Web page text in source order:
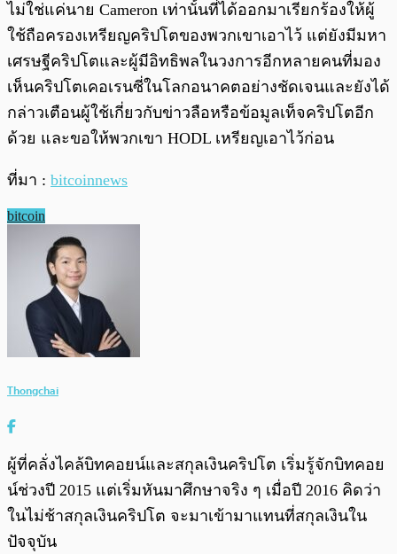
ไม่ใช่แค่นาย Cameron เท่านั้นที่ได้ออกมาเรียกร้องให้ผู้
ใช้ถือครองเหรียญคริปโตของพวกเขาเอาไว้ แต่ยังมีมหา
เศรษฐีคริปโตและผู้มีอิทธิพลในวงการอีกหลายคนที่มอง
เห็นคริปโตเคอเรนซี่ในโลกอนาคตอย่างชัดเจนและยังได้
กล่าวเตือนผู้ใช้เกี่ยวกับข่าวลือหรือข้อมูลเท็จคริปโตอีก
ด้วย และขอให้พวกเขา HODL เหรียญเอาไว้ก่อน
ที่มา : bitcoinnews
bitcoin
Thongchai
ผู้ที่คลั่งไคล้บิทคอยน์และสกุลเงินคริปโต เริ่มรู้จักบิทคอย
น์ช่วงปี 2015 แต่เริ่มหันมาศึกษาจริง ๆ เมื่อปี 2016 คิดว่า
ในไม่ช้าสกุลเงินคริปโต จะมาเข้ามาแทนที่สกุลเงินใน
ปัจจุบัน